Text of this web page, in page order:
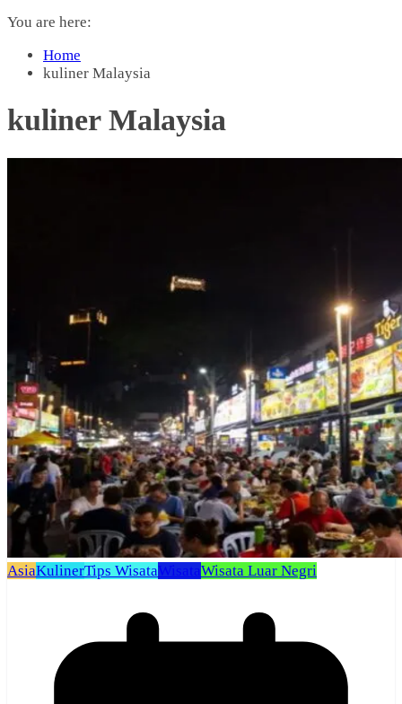
You are here:
Home
kuliner Malaysia
kuliner Malaysia
AsiaKulinerTips WisataWisataWisata Luar Negri